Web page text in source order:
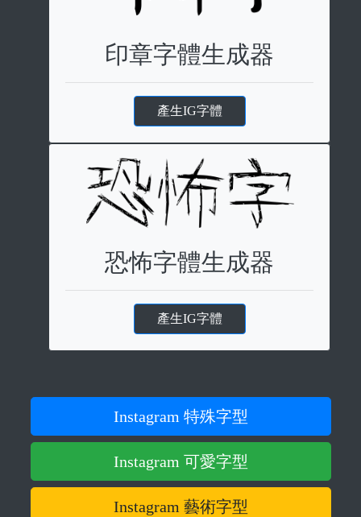
印章字體生成器
產生IG字體
恐怖字體生成器
產生IG字體
Instagram 特殊字型
Instagram 可愛字型
Instagram 藝術字型